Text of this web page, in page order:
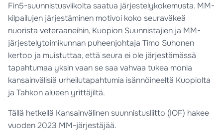
Fin5-suunnistusviikolta saatua järjestelykokemusta. MM-
kilpailujen järjestäminen motivoi koko seuraväkeä
nuorista veteraaneihin, Kuopion Suunnistajien ja MM-
järjestelytoimikunnan puheenjohtaja Timo Suhonen
kertoo ja muistuttaa, että seura ei ole järjestämässä
tapahtumaa yksin vaan se saa vahvaa tukea monia
kansainvälisiä urheilutapahtumia isännöineeltä Kuopiolta
ja Tahkon alueen yrittäjiltä.
Tällä hetkellä Kansainvälinen suunnistusliitto (IOF) hakee
vuoden 2023 MM-järjestäjää.